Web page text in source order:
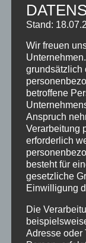
Allgemein
Angebote
Bewertungen
Brauchtum
Ferienhotel
Hotel
Stand:
Wir freuen
grundsätzlich
betroffene
Anspruch
Verarbeitung
erforderlich
besteht für
gesetzliche
Einwilligung
Die
Adresse oder